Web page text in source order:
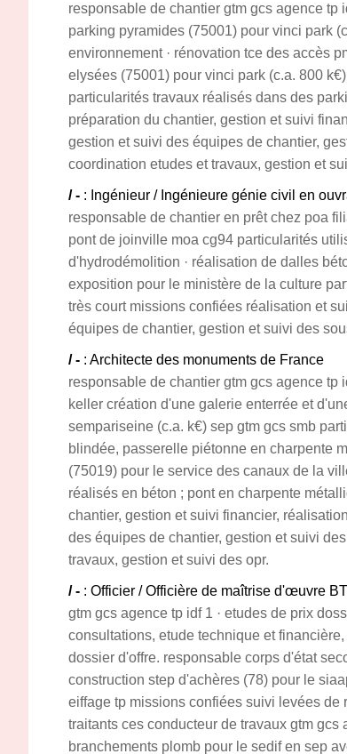
responsable de chantier gtm gcs agence tp
parking pyramides (75001) pour vinci park
environnement · rénovation tce des accès
elysées (75001) pour vinci park (c.a. 800
particularités travaux réalisés dans des
préparation du chantier, gestion et suivi
gestion et suivi des équipes de chantier,
coordination etudes et travaux, gestion et
/ - : Ingénieur / Ingénieure génie civil en
responsable de chantier en prêt chez poa
pont de joinville moa cg94 particularités
d'hydrodémolition · réalisation de dalles
exposition pour le ministère de la culture
très court missions confiées réalisation et
équipes de chantier, gestion et suivi des
/ - : Architecte des monuments de France
responsable de chantier gtm gcs agence tp
keller création d'une galerie enterrée et
sempariseine (c.a. k€) sep gtm gcs smb
blindée, passerelle piétonne en charpente
(75019) pour le service des canaux de la
réalisés en béton ; pont en charpente
chantier, gestion et suivi financier,
des équipes de chantier, gestion et suivi
travaux, gestion et suivi des opr.
/ - : Officier / Officière de maîtrise d'œuvre
gtm gcs agence tp idf 1 · etudes de prix
consultations, etude technique et
dossier d'offre. responsable corps d'état
construction step d'achères (78) pour le
eiffage tp missions confiées suivi levées de
traitants ces conducteur de travaux gtm gcs
branchements plomb pour le sedif en sep